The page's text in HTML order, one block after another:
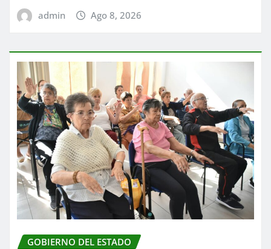
admin Ago 8, 2026
GOBIERNO DEL ESTADO